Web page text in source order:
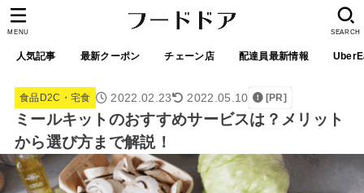
人気記事 最新クーポン チェーン店 配達員最新情報
SEARCH
MENU
食品D2C・宅食 2022.02.23 2022.05.10 [PR]
ミールキットのおすすめサービスは？メリット
から選び方まで解説！